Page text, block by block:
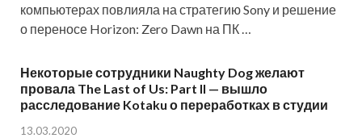
компьютерах повлияла на стратегию Sony и решение
о переносе Horizon: Zero Dawn на ПК …
Некоторые сотрудники Naughty Dog желают
провала The Last of Us: Part II — вышло
расследование Kotaku о переработках в студии
13.03.2020